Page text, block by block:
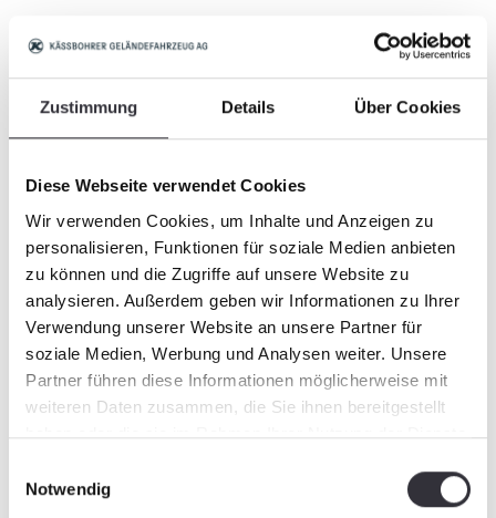
Zustimmung Details Über Cookies
Diese Webseite verwendet Cookies
Wir verwenden Cookies, um Inhalte und Anzeigen zu
personalisieren, Funktionen für soziale Medien anbieten
zu können und die Zugriffe auf unsere Website zu
analysieren. Außerdem geben wir Informationen zu Ihrer
Verwendung unserer Website an unsere Partner für
soziale Medien, Werbung und Analysen weiter. Unsere
Partner führen diese Informationen möglicherweise mit
weiteren Daten zusammen, die Sie ihnen bereitgestellt
haben oder die sie im Rahmen Ihrer Nutzung der Dienste
Notwendig